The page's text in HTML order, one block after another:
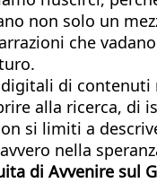
non solo un
che
di
alla ricerca, di
si limiti a
nella
di Avvenire sul